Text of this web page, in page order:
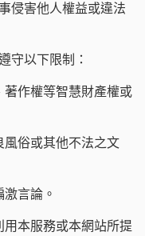
侵害他人權益或違法
守以下限制：
作權等智慧財產權或
俗或其他不法之文
言論。
本服務或本網站所提